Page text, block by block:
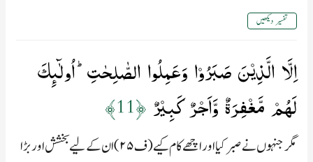
تفسیر دیکھیں
اِلَّا الَّذِيۡنَ صَبَرُوۡا وَعَمِلُوا الصّٰلِحٰتِؕ اُولٰٓٮِٕكَ
لَهُمۡ مَّغۡفِرَةٌ وَّاَجۡرٌ كَبِيۡرٌ‏﴿11﴾
مگر جنہوں نے صبر کیا اور اچھے کام کیے (ف۲۵) ان کے لیے بخشش اور بڑا